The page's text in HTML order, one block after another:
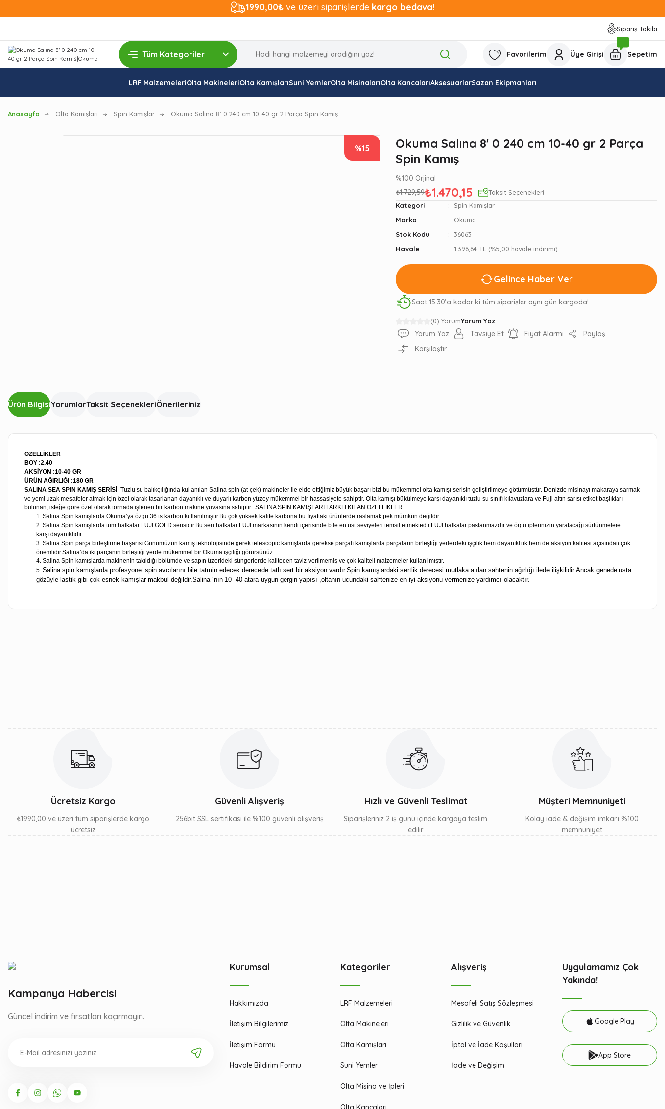
1990,00₺ ve üzeri siparişlerde kargo bedava!
Sipariş Takibi
Favorilerim Üye Girişi Sepetim
LRF MalzemeleriOlta MakineleriOlta KamışlarıSuni YemlerOlta MisinalarıOlta KancalarıAksesuarlarSazan Ekipmanları
Anasayfa Olta Kamışları Spin Kamışlar Okuma Salına 8' 0 240 cm 10-40 gr 2 Parça Spin Kamış
%15
(0) YorumYorum Yaz
Okuma Salına 8' 0 240 cm 10-40 gr 2 Parça
Spin Kamış
%100 Orjinal
₺1.729,59₺1.470,15
Taksit Seçenekleri
Kategori
Spin Kamışlar
Marka
Okuma
Stok Kodu
36063
Havale
1.396,64 TL (%5,00 havale indirimi)
Gelince Haber Ver
Saat 15:30’a kadar ki tüm siparişler aynı gün kargoda!
Yorum Yaz Tavsiye Et Fiyat Alarmı
Paylaş
Karşılaştır
Ürün BilgisiYorumlarTaksit SeçenekleriÖnerileriniz
ÖZELLİKLER
BOY :2.40
AKSİYON :10-40 GR
ÜRÜN AĞIRLIĞI :180 GR
SALINA SEA SPIN KAMIŞ SERİSİ
Tuzlu su balıkçılığında kullanılan Salina spin (at-çek) makineler ile elde ettiğimiz büyük başarı bizi bu mükemmel olta kamışı serisin geliştirilmeye götürmüştür. Denizde misinayı makaraya sarmak
ve yemi uzak mesafeler atmak için özel olarak tasarlanan dayanıklı ve duyarlı karbon yüzey mükemmel bir hassasiyete sahiptir. Olta kamışı bükülmeye karşı dayanıklı tuzlu su sınıfı kılavuzlara ve Fuji altın sarısı etiket başlıkları
bulunan, isteğe göre özel olarak tornada işlenen bir karbon makine yuvasına sahiptir. SALİNA SPİN KAMIŞLARI FARKLI KILAN ÖZELLİKLER
Salina Spin kamışlarda Okuma’ya özgü 36 ts karbon kullanılmıştır.Bu çok yüksek kalite karbona bu fiyattaki ürünlerde raslamak pek mümkün değildir.
Salina Spin kamışlarda tüm halkalar FUJİ GOLD serisidir.Bu seri halkalar FUJİ markasının kendi içerisinde bile en üst seviyeleri temsil etmektedir.FUJİ halkalar paslanmazdır ve örgü iplerinizin yaratacağı sürtünmelere
karşı dayanıklıdır.
Salina Spin parça birleştirme başarısı.Günümüzün kamış teknolojisinde gerek telescopic kamışlarda gerekse parçalı kamışlarda parçaların birleştiği yerlerdeki işçilik hem dayanıklılık hem de aksiyon kalitesi açısından çok
önemlidir.Salina’da iki parçanın birleştiği yerde mükemmel bir Okuma işçiliği görürsünüz.
Salina Spin kamışlarda makinenin takıldığı bölümde ve sapın üzerideki süngerlerde kaliteden taviz verilmemiş ve çok kaliteli malzemeler kullanılmıştır.
Salina spin kamışlarda profesyonel spin avcılarını bile tatmin edecek derecede tatlı sert bir aksiyon vardır.Spin kamışlardaki sertlik derecesi mutlaka atılan sahtenin ağırlığı ilede ilişkilidir.Ancak genede usta
gözüyle lastik gibi çok esnek kamışlar makbul değildir.Salina ‘nın 10 -40 atara uygun gergin yapısı ,oltanın ucundaki sahtenize en iyi aksiyonu vermenize yardımcı olacaktır.
Ücretsiz Kargo
₺1990,00 ve üzeri tüm siparişlerde kargo
ücretsiz
Güvenli Alışveriş
256bit SSL sertifikası ile %100 güvenli alışveriş
Hızlı ve Güvenli Teslimat
Siparişleriniz 2 iş günü içinde kargoya teslim
edilir.
Müşteri Memnuniyeti
Kolay iade & değişim imkanı %100
memnuniyet
Kampanya Habercisi
Güncel indirim ve fırsatları kaçırmayın.
Kurumsal
Hakkımızda
İletişim Bilgilerimiz
İletişim Formu
Havale Bildirim Formu
Kategoriler
LRF Malzemeleri
Olta Makineleri
Olta Kamışları
Suni Yemler
Olta Misina ve İpleri
Olta Kancaları
Alışveriş
Mesafeli Satış Sözleşmesi
Gizlilik ve Güvenlik
İptal ve İade Koşulları
İade ve Değişim
Uygulamamız Çok
Yakında!
Google Play
App Store